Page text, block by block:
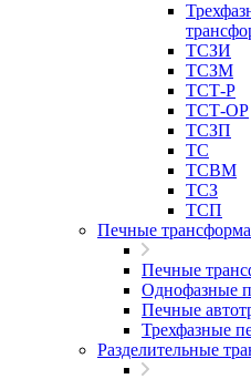
ТСЗИ
ТСЗМ
ТСТ-Р
ТСТ-ОР
ТСЗП
ТС
ТСВМ
ТСЗ
ТСП
Печные
Печные
Однофазные
Печные
Трехфазные
Разделительные